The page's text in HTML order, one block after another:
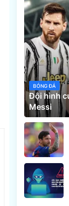
BÓNG ĐÁ
Đội hình
Messi